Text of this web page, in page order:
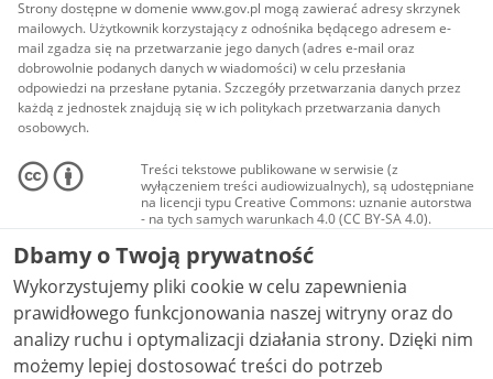
Strony dostępne w domenie www.gov.pl mogą zawierać adresy skrzynek
mailowych. Użytkownik korzystający z odnośnika będącego adresem e-
mail zgadza się na przetwarzanie jego danych (adres e-mail oraz
dobrowolnie podanych danych w wiadomości) w celu przesłania
odpowiedzi na przesłane pytania. Szczegóły przetwarzania danych przez
każdą z jednostek znajdują się w ich politykach przetwarzania danych
osobowych.
Treści tekstowe publikowane w serwisie (z
wyłączeniem treści audiowizualnych), są udostępniane
na licencji typu Creative Commons: uznanie autorstwa
- na tych samych warunkach 4.0 (CC BY-SA 4.0).
Materiały audiowizualne, w tym zdjęcia, materiały
audio i wideo, są udostępniane na licencji typu
Creative Commons: uznanie autorstwa użycie
niekomercyjne - bez utworów zależnych 4.0 (CC BY-
NC-ND 4.0), o ile nie jest to stwierdzone inaczej.
Dbamy o Twoją prywatność
Wykorzystujemy pliki cookie w celu zapewnienia
prawidłowego funkcjonowania naszej witryny oraz do
analizy ruchu i optymalizacji działania strony. Dzięki nim
możemy lepiej dostosować treści do potrzeb